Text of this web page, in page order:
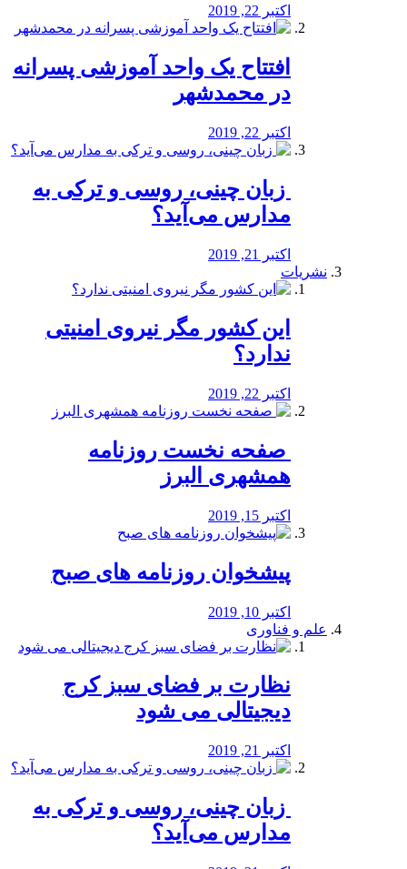
اکتبر 22, 2019
افتتاح یک واحد آموزشی پسرانه
در محمدشهر
اکتبر 22, 2019
️ زبان چینی، روسی و ترکی به
مدارس می‌آید؟
اکتبر 21, 2019
نشریات
این کشور مگر نیروی امنیتی
ندارد؟
اکتبر 22, 2019
️ صفحه نخست روزنامه‌
همشهری البرز
اکتبر 15, 2019
پیشخوان روزنامه های صبح
اکتبر 10, 2019
علم و فناوری
نظارت بر فضای سبز کرج
دیجیتالی می شود
اکتبر 21, 2019
️ زبان چینی، روسی و ترکی به
مدارس می‌آید؟